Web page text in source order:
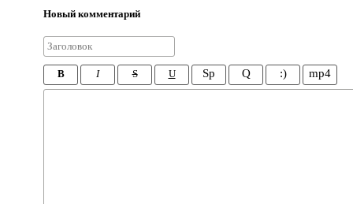
Новый комментарий
B I S U Sp Q :) mp4